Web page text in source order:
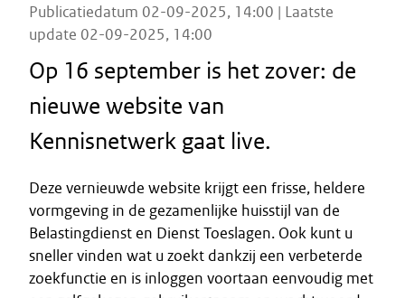
Publicatiedatum 02-09-2025, 14:00 | Laatste
update 02-09-2025, 14:00
Op 16 september is het zover: de
nieuwe website van
Kennisnetwerk gaat live.
Deze vernieuwde website krijgt een frisse, heldere
vormgeving in de gezamenlijke huisstijl van de
Belastingdienst en Dienst Toeslagen. Ook kunt u
sneller vinden wat u zoekt dankzij een verbeterde
zoekfunctie en is inloggen voortaan eenvoudig met